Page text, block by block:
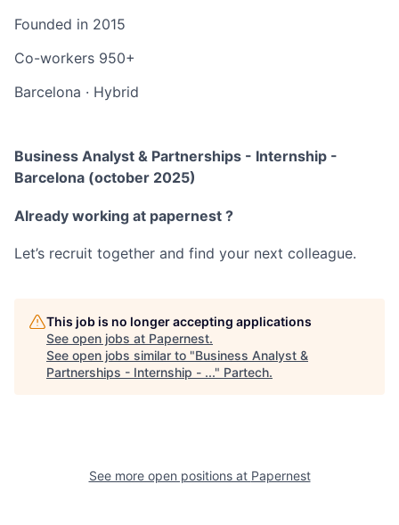
Founded in 2015
Co-workers 950+
Barcelona · Hybrid
Business Analyst & Partnerships - Internship -
Barcelona (october 2025)
Already working at papernest ?
Let’s recruit together and find your next colleague.
This job is no longer accepting applications
See open jobs at Papernest.
See open jobs similar to "Business Analyst &
Partnerships - Internship - ..." Partech.
See more open positions at Papernest